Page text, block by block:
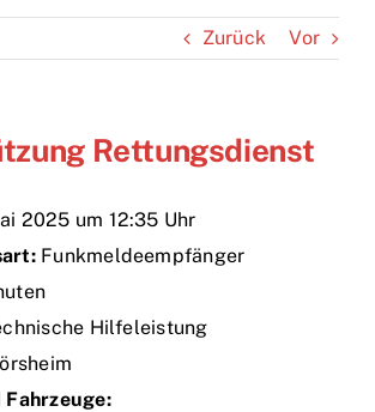
Zurück Vor
Rettungsdienst
2025 um 12:35 Uhr
Funkmeldeempfänger
Hilfeleistung
Fahrzeuge: